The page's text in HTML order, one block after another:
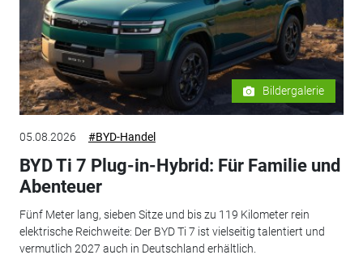
Bildergalerie
05.08.2026 #BYD-Handel
BYD Ti 7 Plug-in-Hybrid: Für Familie und
Abenteuer
Fünf Meter lang, sieben Sitze und bis zu 119 Kilometer rein
elektrische Reichweite: Der BYD Ti 7 ist vielseitig talentiert und
vermutlich 2027 auch in Deutschland erhältlich.